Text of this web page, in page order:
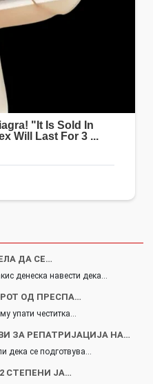
ДА СЕ…
денеска навести дека…
ОД ПРЕСПА…
упати честитка…
ЗА РЕПАТРИЈАЦИЈА НА…
дека се подготвува…
СТЕПЕНИ ЈА…